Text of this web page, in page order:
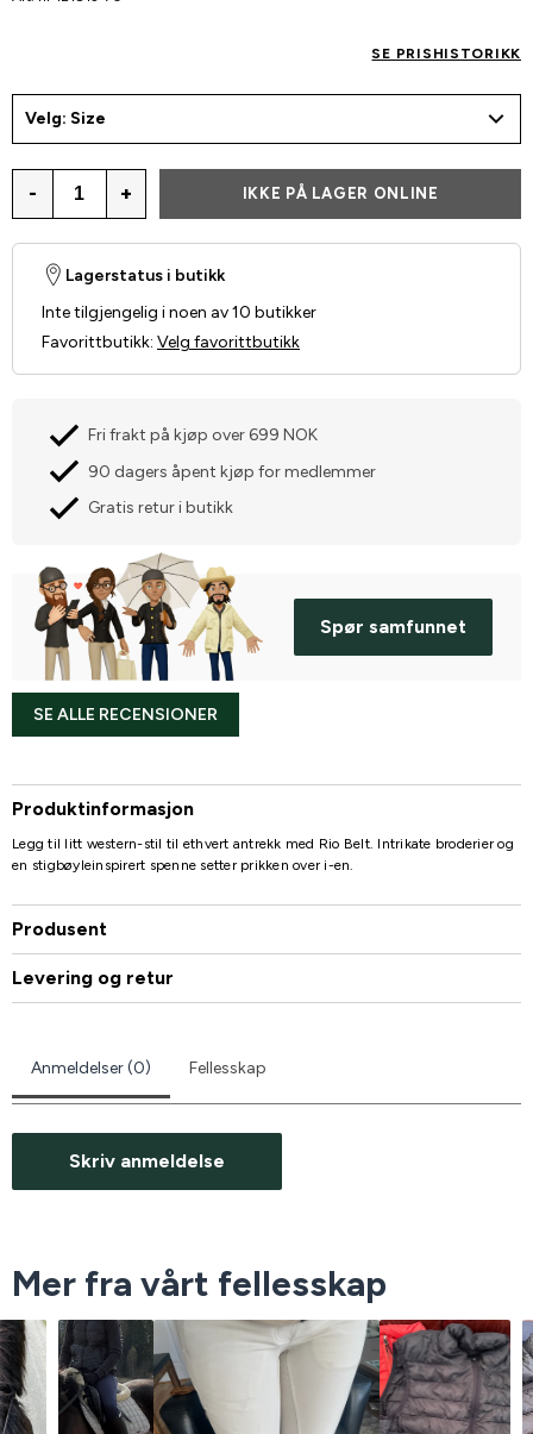
SE PRISHISTORIKK
Velg: Size
- + IKKE PÅ LAGER ONLINE
Lagerstatus i butikk
Inte tilgjengelig i noen av 10 butikker
Favorittbutikk: Velg favorittbutikk
Fri frakt på kjøp over 699 NOK
90 dagers åpent kjøp for medlemmer
Gratis retur i butikk
Spør samfunnet
SE ALLE RECENSIONER
Produktinformasjon
Legg til litt western-stil til ethvert antrekk med Rio Belt. Intrikate broderier og
en stigbøyleinspirert spenne setter prikken over i-en.
Produsent
Levering og retur
Anmeldelser (0) Fellesskap
Skriv anmeldelse
Mer fra vårt fellesskap